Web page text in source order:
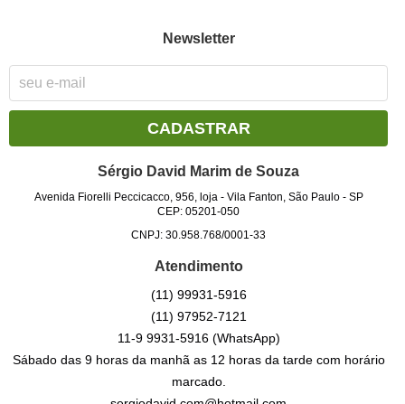
Newsletter
CADASTRAR
Sérgio David Marim de Souza
Avenida Fiorelli Peccicacco, 956, loja - Vila Fanton, São Paulo- SP
CEP: 05201-050
CNPJ: 30.958.768/0001-33
Atendimento
(11) 99931-5916
(11) 97952-7121
11-99931-5916 (WhatsApp)
Sábado das 9 horas da manhã as 12 horas da tarde com horário
marcado.